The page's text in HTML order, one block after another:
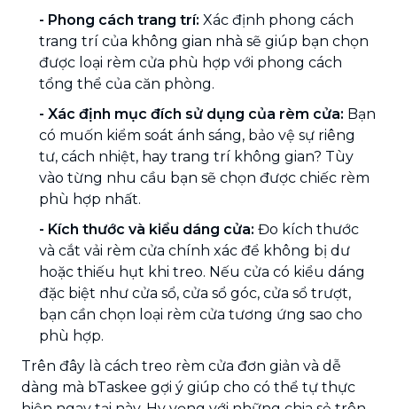
- Phong cách trang trí: Xác định phong cách
trang trí của không gian nhà sẽ giúp bạn chọn
được loại rèm cửa phù hợp với phong cách
tổng thể của căn phòng.
- Xác định mục đích sử dụng của rèm cửa: Bạn
có muốn kiểm soát ánh sáng, bảo vệ sự riêng
tư, cách nhiệt, hay trang trí không gian? Tùy
vào từng nhu cầu bạn sẽ chọn được chiếc rèm
phù hợp nhất.
- Kích thước và kiểu dáng cửa: Đo kích thước
và cắt vải rèm cửa chính xác để không bị dư
hoặc thiếu hụt khi treo. Nếu cửa có kiểu dáng
đặc biệt như cửa sổ, cửa sổ góc, cửa sổ trượt,
bạn cần chọn loại rèm cửa tương ứng sao cho
phù hợp.
Trên đây là cách treo rèm cửa đơn giản và dễ
dàng mà bTaskee gợi ý giúp cho có thể tự thực